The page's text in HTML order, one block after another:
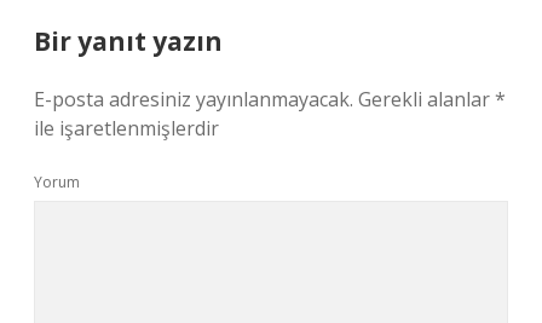
Bir yanıt yazın
E-posta adresiniz yayınlanmayacak. Gerekli alanlar*
ile işaretlenmişlerdir
Yorum